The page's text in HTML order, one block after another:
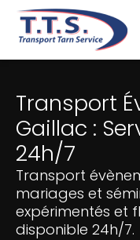
Aller
Transport
Gaillac :
24h/7
Transport
mariages et
expérimentés et
disponible 24h/7.